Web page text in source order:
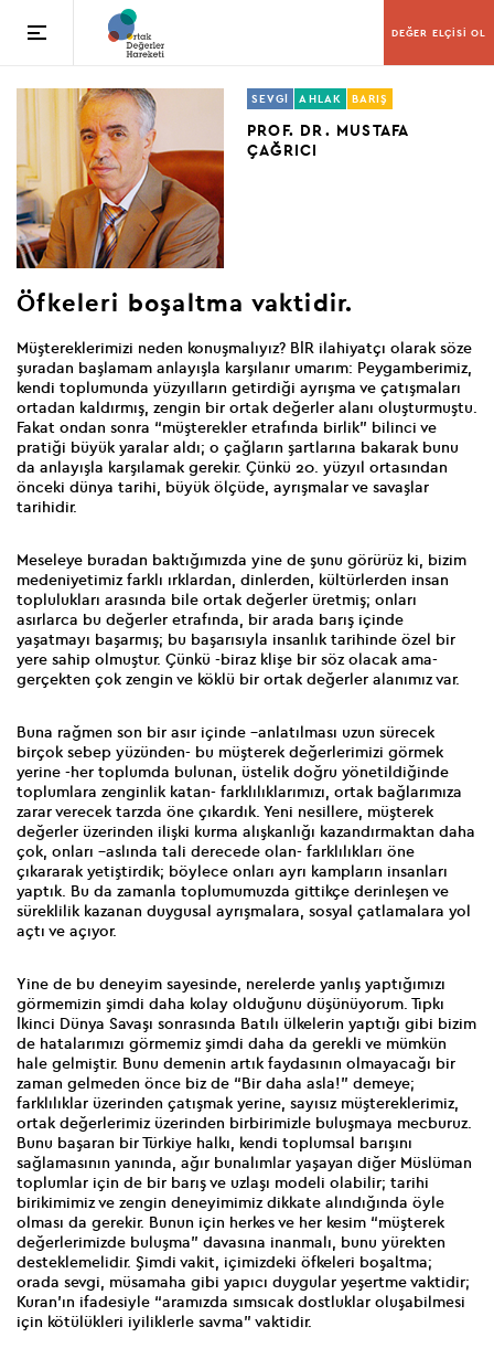
DEĞER ELÇİSİ OL
SEVGİ AHLAK BARIŞ
PROF. DR. MUSTAFA
ÇAĞRICI
Öfkeleri boşaltma vaktidir.
Müştereklerimizi neden konuşmalıyız? BİR ilahiyatçı olarak söze
şuradan başlamam anlayışla karşılanır umarım: Peygamberimiz,
kendi toplumunda yüzyılların getirdiği ayrışma ve çatışmaları
ortadan kaldırmış, zengin bir ortak değerler alanı oluşturmuştu.
Fakat ondan sonra “müşterekler etrafında birlik” bilinci ve
pratiği büyük yaralar aldı; o çağların şartlarına bakarak bunu
da anlayışla karşılamak gerekir. Çünkü 20. yüzyıl ortasından
önceki dünya tarihi, büyük ölçüde, ayrışmalar ve savaşlar
tarihidir.
Meseleye buradan baktığımızda yine de şunu görürüz ki, bizim
medeniyetimiz farklı ırklardan, dinlerden, kültürlerden insan
toplulukları arasında bile ortak değerler üretmiş; onları
asırlarca bu değerler etrafında, bir arada barış içinde
yaşatmayı başarmış; bu başarısıyla insanlık tarihinde özel bir
yere sahip olmuştur. Çünkü -biraz klişe bir söz olacak ama-
gerçekten çok zengin ve köklü bir ortak değerler alanımız var.
Buna rağmen son bir asır içinde –anlatılması uzun sürecek
birçok sebep yüzünden- bu müşterek değerlerimizi görmek
yerine -her toplumda bulunan, üstelik doğru yönetildiğinde
toplumlara zenginlik katan- farklılıklarımızı, ortak bağlarımıza
zarar verecek tarzda öne çıkardık. Yeni nesillere, müşterek
değerler üzerinden ilişki kurma alışkanlığı kazandırmaktan daha
çok, onları –aslında tali derecede olan- farklılıkları öne
çıkararak yetiştirdik; böylece onları ayrı kampların insanları
yaptık. Bu da zamanla toplumumuzda gittikçe derinleşen ve
süreklilik kazanan duygusal ayrışmalara, sosyal çatlamalara yol
açtı ve açıyor.
Yine de bu deneyim sayesinde, nerelerde yanlış yaptığımızı
görmemizin şimdi daha kolay olduğunu düşünüyorum. Tıpkı
İkinci Dünya Savaşı sonrasında Batılı ülkelerin yaptığı gibi bizim
de hatalarımızı görmemiz şimdi daha da gerekli ve mümkün
hale gelmiştir. Bunu demenin artık faydasının olmayacağı bir
zaman gelmeden önce biz de “Bir daha asla!” demeye;
farklılıklar üzerinden çatışmak yerine, sayısız müştereklerimiz,
ortak değerlerimiz üzerinden birbirimizle buluşmaya mecburuz.
Bunu başaran bir Türkiye halkı, kendi toplumsal barışını
sağlamasının yanında, ağır bunalımlar yaşayan diğer Müslüman
toplumlar için de bir barış ve uzlaşı modeli olabilir; tarihi
birikimimiz ve zengin deneyimimiz dikkate alındığında öyle
olması da gerekir. Bunun için herkes ve her kesim “müşterek
değerlerimizde buluşma” davasına inanmalı, bunu yürekten
desteklemelidir. Şimdi vakit, içimizdeki öfkeleri boşaltma;
orada sevgi, müsamaha gibi yapıcı duygular yeşertme vaktidir;
Kuran’ın ifadesiyle “aramızda sımsıcak dostluklar oluşabilmesi
için kötülükleri iyiliklerle savma” vaktidir.